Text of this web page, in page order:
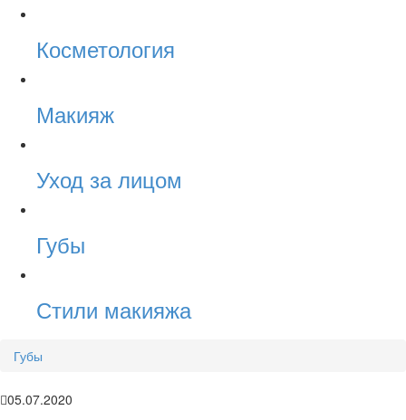
Косметология
Макияж
Уход за лицом
Губы
Стили макияжа
Губы
05.07.2020